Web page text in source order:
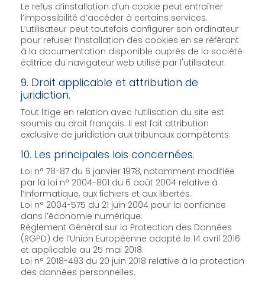
Le refus d’installation d’un cookie peut entraîner
l’impossibilité d’accéder à certains services.
L’utilisateur peut toutefois configurer son ordinateur
pour refuser l’installation des cookies en se référant
à la documentation disponible auprès de la société
éditrice du navigateur web utilisé par l'utilisateur.
9. Droit applicable et attribution de
juridiction.
Tout litige en relation avec l’utilisation du site est
soumis au droit français. Il est fait attribution
exclusive de juridiction aux tribunaux compétents.
10. Les principales lois concernées.
Loi n° 78-87 du 6 janvier 1978, notamment modifiée
par la loi n° 2004-801 du 6 août 2004 relative à
l’informatique, aux fichiers et aux libertés.
Loi n° 2004-575 du 21 juin 2004 pour la confiance
dans l’économie numérique.
Règlement Général sur la Protection des Données
(RGPD) de l’Union Européenne adopté le 14 avril 2016
et applicable au 25 mai 2018.
Loi n° 2018-493 du 20 juin 2018 relative à la protection
des données personnelles.